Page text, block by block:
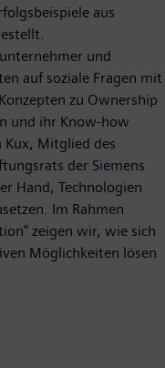
aus
und
auf soziale Fragen mit
zu Ownership
und ihr Know-how
Kux, Mitglied des
der Siemens
Hand, Technologien
Im Rahmen
zeigen wir, wie sich
Möglichkeiten lösen